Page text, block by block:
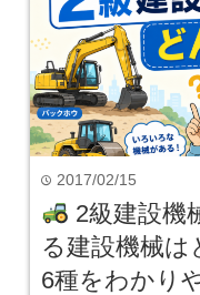
time 2017/02/15
2級建設機
る建設機械は
6種をわかり